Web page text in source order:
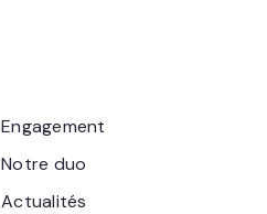
Engagement
Notre duo
Actualités